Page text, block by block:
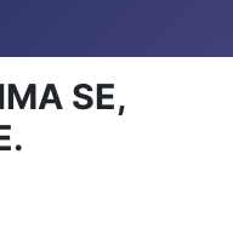
SE,